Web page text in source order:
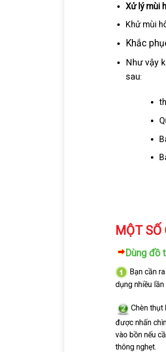
Xử lý mùi
Khử mùi
Khắc
Như vậy
sau:
MỘT
Dùng đồ
Bạn cần
dụng nhiều lần
Chèn thụt
được nhấn
vào bồn nếu
thông nghẹt.